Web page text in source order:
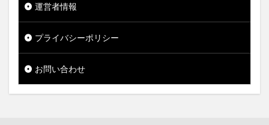
運営者情報
プライバシーポリシー
お問い合わせ